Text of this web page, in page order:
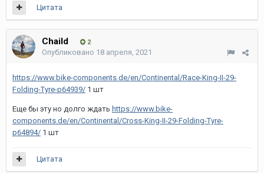
Цитата
Chaild 2
Опубликовано 18 апреля, 2021
https://www.bike-components.de/en/Continental/Race-King-II-29-
Folding-Tyre-p64939/ 1 шт
Еще бы эту но долго ждать https://www.bike-
components.de/en/Continental/Cross-King-II-29-Folding-Tyre-
p64894/ 1 шт
Цитата